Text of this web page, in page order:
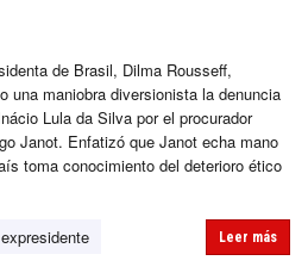
de Brasil, Dilma Rousseff,
una maniobra diversionista la denuncia
Lula da Silva por el procurador
Janot. Enfatizó que Janot echa mano
toma conocimiento del deterioro ético
expresidente Leer más